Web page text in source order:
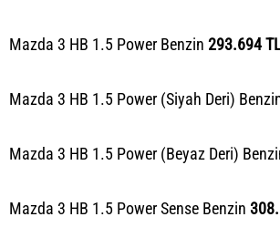
Mazda 3 HB 1.5 Power Benzin 293.694
Mazda 3 HB 1.5 Power (Siyah Deri)
Mazda 3 HB 1.5 Power (Beyaz Deri)
Mazda 3 HB 1.5 Power Sense Benzin